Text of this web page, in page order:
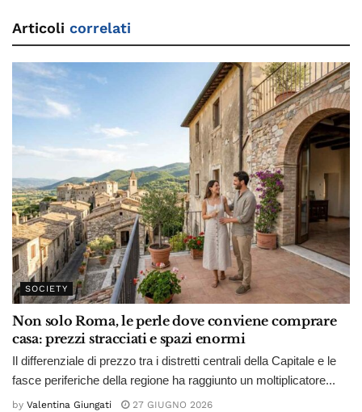
Articoli correlati
SOCIETY
Non solo Roma, le perle dove conviene comprare
casa: prezzi stracciati e spazi enormi
Il differenziale di prezzo tra i distretti centrali della Capitale e le
fasce periferiche della regione ha raggiunto un moltiplicatore...
by Valentina Giungati 27 GIUGNO 2026